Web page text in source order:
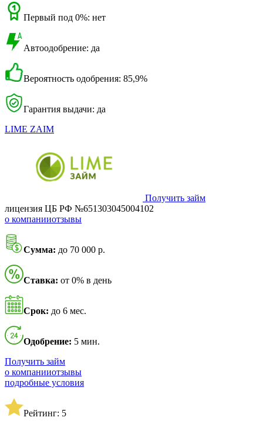
Первый под 0%: нет
Автоодобрение: да
Вероятность одобрения: 85,9%
Гарантия выдачи: да
LIME ZAIM
Получить займ
лицензия ЦБ РФ №651303045004102
о компанииотзывы
Сумма: до 70 000 р.
Ставка: от 0% в день
Срок: до 6 мес.
Одобрение: 5 мин.
Получить займ
о компанииотзывы
подробные условия
Рейтинг: 5